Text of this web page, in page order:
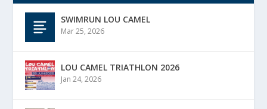
SWIMRUN LOU CAMEL
Mar 25, 2026
LOU CAMEL TRIATHLON 2026
Jan 24, 2026